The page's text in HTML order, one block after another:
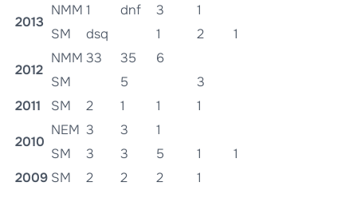
2013
NMM 1 dnf 3
1
SM
dsq 1 2 1
2012
NMM 33 35
6
SM
5
3
2011
SM 2 1 1 1
2010
NEM 3 3
1
SM
3 3 5 1
1
2009 SM 2 2 2 1